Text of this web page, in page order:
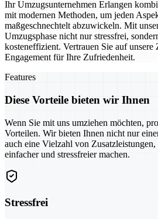
Ihr Umzugsunternehmen Erlangen
mit modernen Methoden, um jeden
maßgeschnechtelt abzuwickeln. Mit
Umzugsphase nicht nur stressfrei,
kosteneffizient. Vertrauen Sie auf unsere
Engagement für Ihre Zufriedenheit.
Features
Diese Vorteile bieten wir Ihnen
Wenn Sie mit uns umziehen möchten,
Vorteilen. Wir bieten Ihnen nicht nur
auch eine Vielzahl von
einfacher und stressfreier machen.
Stressfrei